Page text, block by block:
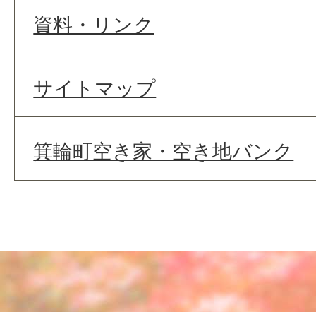
資料・リンク
サイトマップ
箕輪町空き家・空き地バンク